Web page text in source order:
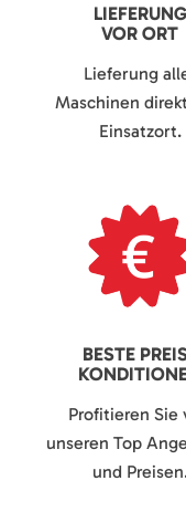
LIEFERUNG
VOR ORT
Lieferung
Maschinen
Einsatzort.
BESTE
Profitieren Sie
unseren Top
und